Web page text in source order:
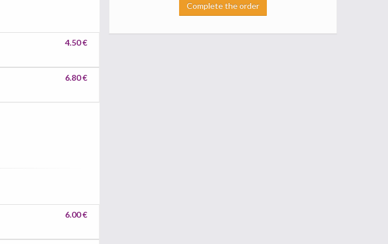
4.50 €
6.80 €
6.00 €
Complete the order